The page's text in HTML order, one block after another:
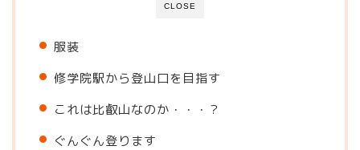
CLOSE
服装
修学院駅から登山口を目指す
これは比叡山なのか・・・？
ぐんぐん登ります